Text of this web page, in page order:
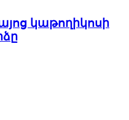
կաթողիկոսի